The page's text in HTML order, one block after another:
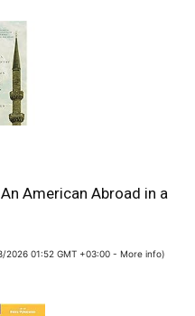
American Abroad in a
2026 01:52 GMT +03:00 - More info)